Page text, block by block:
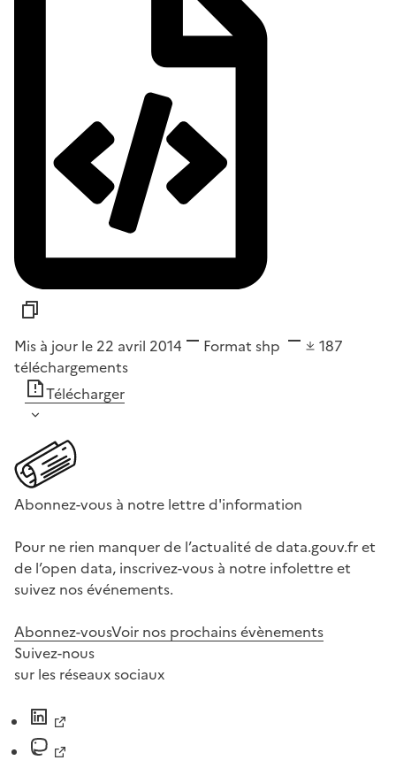
Mis à jour le 22 avril 2014 Format shp
187
téléchargements
Télécharger
Abonnez-vous à notre lettre d'information
Pour ne rien manquer de l’actualité de data.gouv.fr et
de l’open data, inscrivez-vous à notre infolettre et
suivez nos événements.
Abonnez-vousVoir nos prochains évènements
Suivez-nous
sur les réseaux sociaux